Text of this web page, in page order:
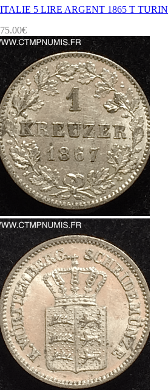
ITALIE 5 LIRE ARGENT 1865 T TURIN
75.00€